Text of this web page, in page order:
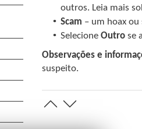
outros. Leia mais
• Scam – um hoax
• SelecioneOutro se
Observações e
suspeito.